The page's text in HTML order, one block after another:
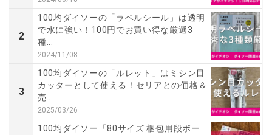
2
100均ダイソーの「ラベルシール」は透明
で水に強い！100円でお買い得な厳選3
種...
2024/11/08
3
100均ダイソーの「ルレット」はミシン目
カッターとして使える！セリアとの価格＆
売...
2025/03/26
100均ダイソー「80サイズ 梱包用段ボー